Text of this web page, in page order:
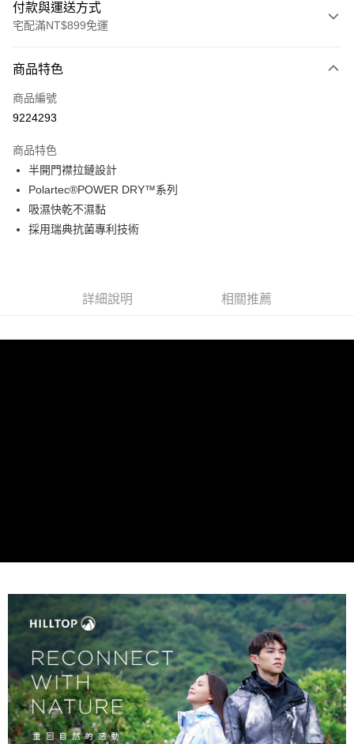
付款與運送方式
宅配滿NT$899免運
信用卡一次付款
LINE Pay
悠遊付
Google Pay
運送方式
商品特色
商品編號
9224293
商品特色
半開門襟拉鏈設計
Polartec®POWER DRY™系列
吸濕快乾不濕黏
採用瑞典抗菌專利技術
詳細說明 相關推薦